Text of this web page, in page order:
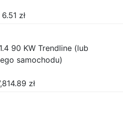
6.51 zł
90 KW Trendline (lub
samochodu)
zł